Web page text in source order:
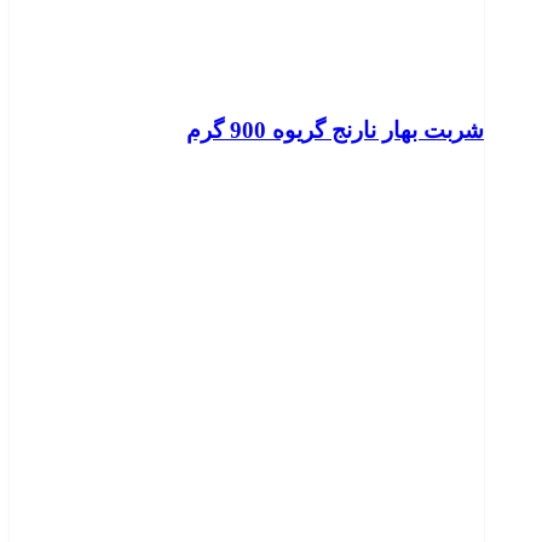
شربت بهار نارنج گریوه 900 گرم